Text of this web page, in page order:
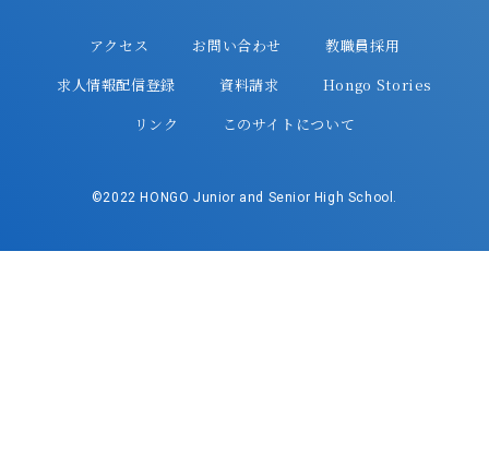
アクセス お問い合わせ
教職員採用
求人情報配信登録
資料請求
Hongo Stories
リンク
このサイトについて
©2022 HONGO Junior and Senior High School.